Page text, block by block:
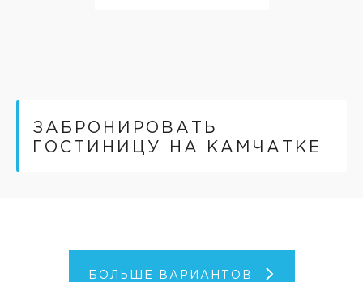
ЗАБРОНИРОВАТЬ
ГОСТИНИЦУ НА КАМЧАТКЕ
БОЛЬШЕ ВАРИАНТОВ